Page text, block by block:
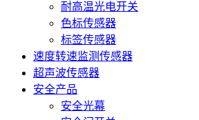
耐高温光电开关
色标传感器
标签传感器
速度转速监测传感器
超声波传感器
安全产品
安全光幕